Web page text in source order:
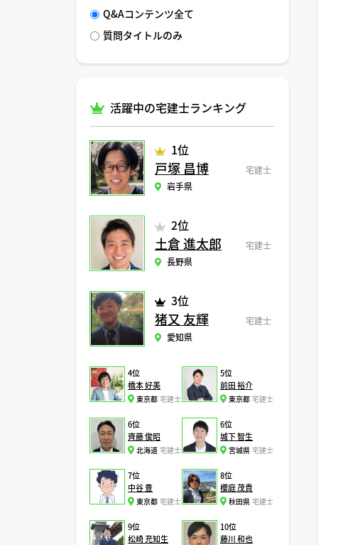
Q&Aコンテンツ全て
質問タイトルのみ
活躍中の宅建士ランキング
1位
戸塚 昌博
宅建士
岩手県
2位
土倉 進太郎
宅建士
長野県
3位
猪又 友輝
宅建士
愛知県
4位
橋本 好美
宅建士
東京都
5位
前田 裕介
宅建士
東京都
6位
齊藤 俊昭
宅建士
北海道
6位
城下 智生
宅建士
宮城県
7位
中谷 豊
宅建士
東京都
8位
櫻庭 茂貴
宅建士
秋田県
9位
松崎 充知生
10位
藤川 和也